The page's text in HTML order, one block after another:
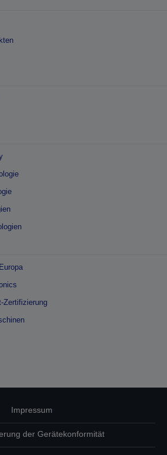
Zertifizierung
Impressum
der Gerätekonformität